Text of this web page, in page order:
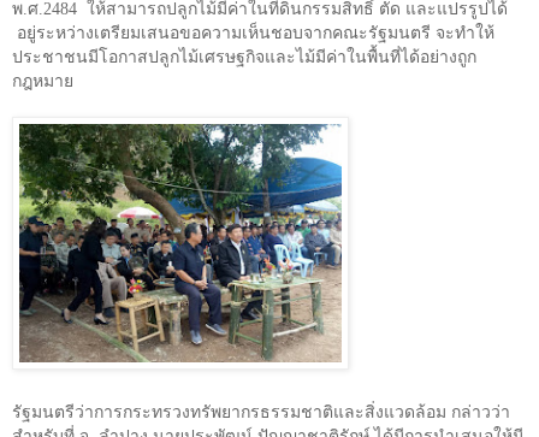
พ.ศ. 2484 ให้สามารถปลูกไม้มีค่าในที่ดินกรรมสิทธิ์ ตัด และแปรรูปได้
อยู่ระหว่างเตรียมเสนอขอความเห็นชอบจากคณะรัฐมนตรี จะทำให้
ประชาชนมีโอกาสปลูกไม้เศรษฐกิจและไม้มีค่าในพื้นที่ได้อย่างถูก
กฎหมาย
รัฐมนตรีว่าการกระทรวงทรัพยากรธรรมชาติและสิ่งแวดล้อม กล่าวว่า